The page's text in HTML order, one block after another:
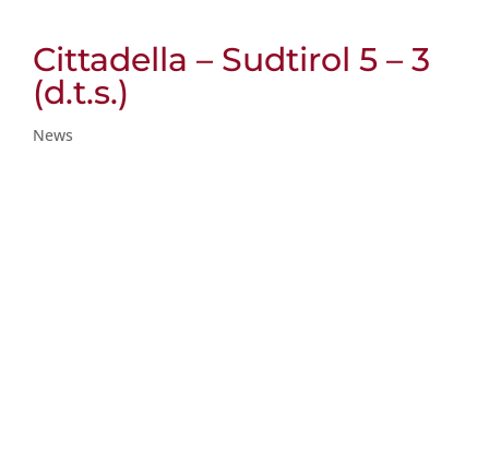
Cittadella – Sudtirol 5 – 3
(d.t.s.)
News